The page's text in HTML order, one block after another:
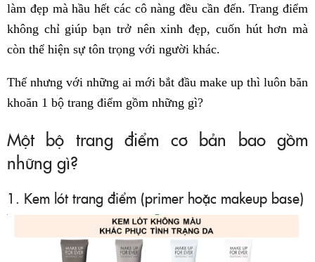
làm đẹp mà hầu hết các cô nàng đều cần đến. Trang điểm
không chỉ giúp bạn trở nên xinh đẹp, cuốn hút hơn mà
còn thể hiện sự tôn trọng với người khác.
Thế nhưng với những ai mới bắt đầu make up thì luôn băn
khoăn 1 bộ trang điểm gồm những gì?
Một bộ trang điểm cơ bản bao gồm
những gì?
1. Kem lót trang điểm (primer hoặc makeup base)